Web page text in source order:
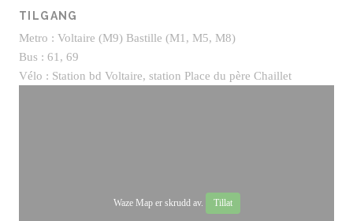
TILGANG
Metro : Voltaire (M9) Bastille (M1, M5, M8)
Bus : 61, 69
Vélo : Station bd Voltaire, station Place du père Chaillet
Waze Map er skrudd av. Tillat